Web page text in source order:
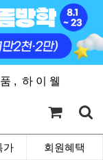
, 하 이 웰
가 회원혜택